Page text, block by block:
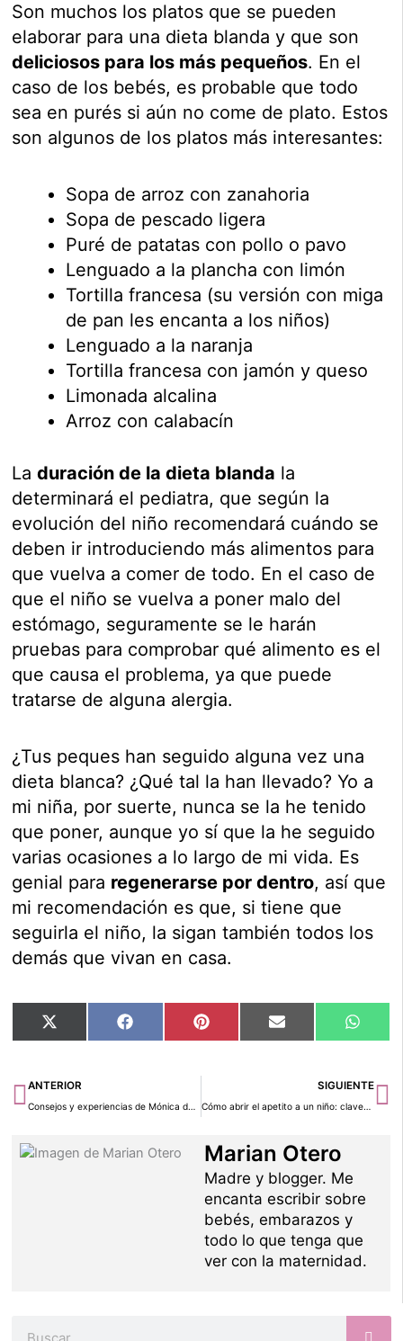
Son muchos los platos que se pueden
elaborar para una dieta blanda y que son
deliciosos para los más pequeños. En el
caso de los bebés, es probable que todo
sea en purés si aún no come de plato. Estos
son algunos de los platos más interesantes:
Sopa de arroz con zanahoria
Sopa de pescado ligera
Puré de patatas con pollo o pavo
Lenguado a la plancha con limón
Tortilla francesa (su versión con miga
de pan les encanta a los niños)
Lenguado a la naranja
Tortilla francesa con jamón y queso
Limonada alcalina
Arroz con calabacín
Laduración de la dieta blanda la
determinará el pediatra, que según la
evolución del niño recomendará cuándo se
deben ir introduciendo más alimentos para
que vuelva a comer de todo. En el caso de
que el niño se vuelva a poner malo del
estómago, seguramente se le harán
pruebas para comprobar qué alimento es el
que causa el problema, ya que puede
tratarse de alguna alergia.
¿Tus peques han seguido alguna vez una
dieta blanca? ¿Qué tal la han llevado? Yo a
mi niña, por suerte, nunca se la he tenido
que poner, aunque yo sí que la he seguido
varias ocasiones a lo largo de mi vida. Es
genial para regenerarse por dentro, así que
mi recomendación es que, si tiene que
seguirla el niño, la sigan también todos los
demás que vivan en casa.
Compartir
en
X
(Twitter)
Compartir
en
Facebook Compartir
en
Pinterest Compartir
en
Email
en
Ant
ANTERIOR
Consejos y experiencias de Mónica de la Fuente, fundadora de Madresfera
SIGUIENTE
Cómo abrir el apetito a un niño: claves para tener éxito
Marian Otero
Madre y blogger. Me
encanta escribir sobre
bebés, embarazos y
todo lo que tenga que
ver con la maternidad.